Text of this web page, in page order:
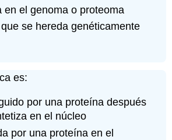
en el genoma o proteoma
se hereda genéticamente
es:
por una proteína después
en el núcleo
por una proteína en el